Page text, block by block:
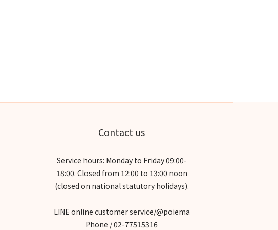
Contact us
Service hours: Monday to Friday 09:00-
18:00. Closed from 12:00 to 13:00 noon
(closed on national statutory holidays).
LINE online customer service/@poiema
Phone / 02-77515316